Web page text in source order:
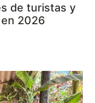
de turistas y
2026